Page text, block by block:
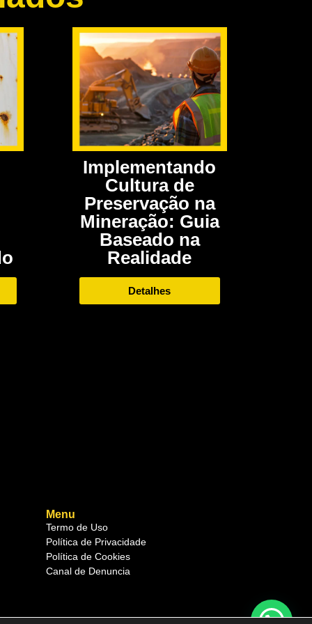
Implementando
Cultura de
Preservação na
Mineração: Guia
Baseado na
Realidade
Detalhes
Menu
Termo de Uso
Política de Privacidade
Política de Cookies
Canal de Denuncia